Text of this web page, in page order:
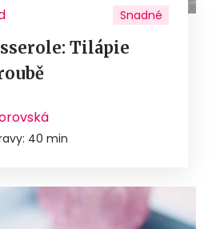
Snadné
Tilápie
40 min